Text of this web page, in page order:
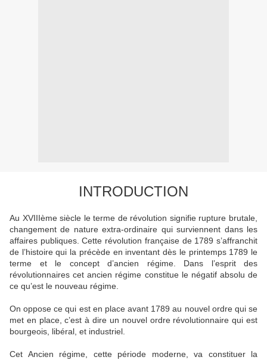
INTRODUCTION
Au XVIIIème siècle le terme de révolution signifie rupture brutale,
changement de nature extra-ordinaire qui surviennent dans les
affaires publiques. Cette révolution française de 1789 s’affranchit
de l’histoire qui la précède en inventant dès le printemps 1789 le
terme et le concept d’ancien régime. Dans l’esprit des
révolutionnaires cet ancien régime constitue le négatif absolu de
ce qu’est le nouveau régime.
On oppose ce qui est en place avant 1789 au nouvel ordre qui se
met en place, c’est à dire un nouvel ordre révolutionnaire qui est
bourgeois, libéral, et industriel.
Cet Ancien régime, cette période moderne, va constituer la